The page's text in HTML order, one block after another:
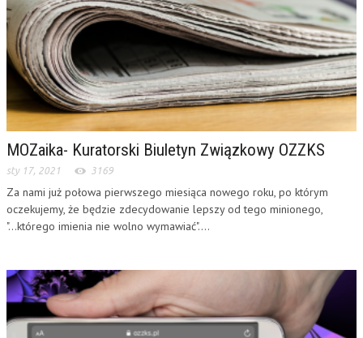
MOZaika- Kuratorski Biuletyn Związkowy OZZKS
sty 17, 2021 3169
Za nami już połowa pierwszego miesiąca nowego roku, po którym
oczekujemy, że będzie zdecydowanie lepszy od tego minionego,
"...którego imienia nie wolno wymawiać"....